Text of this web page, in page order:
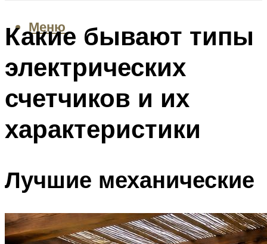
Меню
Какие бывают типы
электрических
счетчиков и их
характеристики
Лучшие механические